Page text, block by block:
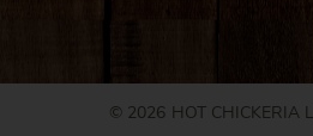
© 2026 HOT CHICKERIA